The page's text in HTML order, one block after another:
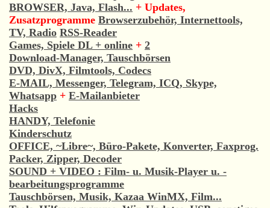
BROWSER, Java, Flash... + Updates,
Zusatzprogramme Browserzubehör, Internettools,
TV, Radio RSS-Reader
Games, Spiele DL + online + 2
Download-Manager, Tauschbörsen
DVD, DivX, Filmtools, Codecs
E-MAIL, Messenger, Telegram, ICQ, Skype,
Whatsapp + E-Mailanbieter
Hacks
HANDY, Telefonie
Kinderschutz
OFFICE, ~Libre~, Büro-Pakete, Konverter, Faxprog.
Packer, Zipper, Decoder
SOUND + VIDEO : Film- u. Musik-Player u. -
bearbeitungsprogramme
Tauschbörsen, Musik, Kazaa WinMX, Film...